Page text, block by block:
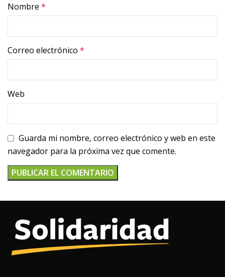
Nombre *
Correo electrónico *
Web
Guarda mi nombre, correo electrónico y web en este
navegador para la próxima vez que comente.